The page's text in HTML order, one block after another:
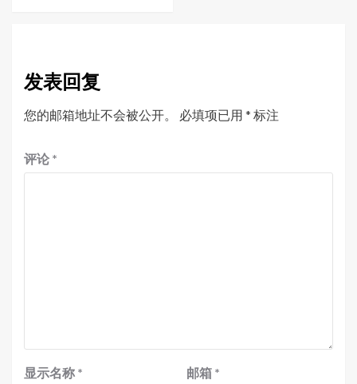
发表回复
您的邮箱地址不会被公开。 必填项已用 * 标注
评论 *
显示名称 * 邮箱 *